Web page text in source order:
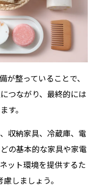
が整っていることで、
つながり、最終的には
す。
収納家具、冷蔵庫、電
の基本的な家具や家電
ット環境を提供するた
しましょう。